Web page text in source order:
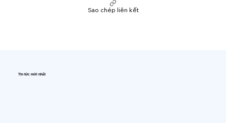
Sao chép liên kết
Tin tức mới nhất